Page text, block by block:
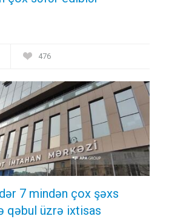
476
7 mindən çox şəxs
qəbul üzrə ixtisas